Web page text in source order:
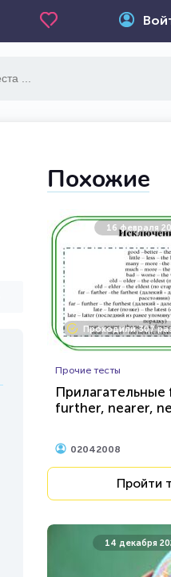
Похожие
16 февраля
Проходили 307
Прочие тесты
further, nearer,
02042008
Пройти
14 декабря